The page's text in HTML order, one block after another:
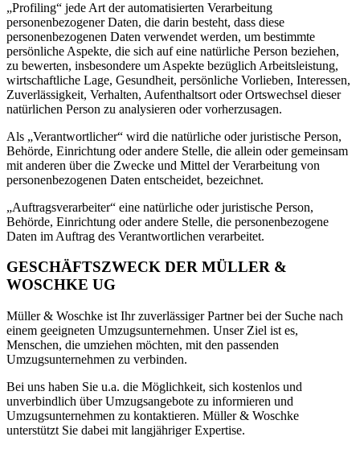
„Profiling“ jede Art der automatisierten Verarbeitung
personenbezogener Daten, die darin besteht, dass diese
personenbezogenen Daten verwendet werden, um bestimmte
persönliche Aspekte, die sich auf eine natürliche Person beziehen,
zu bewerten, insbesondere um Aspekte bezüglich Arbeitsleistung,
wirtschaftliche Lage, Gesundheit, persönliche Vorlieben, Interessen,
Zuverlässigkeit, Verhalten, Aufenthaltsort oder Ortswechsel dieser
natürlichen Person zu analysieren oder vorherzusagen.
Als „Verantwortlicher“ wird die natürliche oder juristische Person,
Behörde, Einrichtung oder andere Stelle, die allein oder gemeinsam
mit anderen über die Zwecke und Mittel der Verarbeitung von
personenbezogenen Daten entscheidet, bezeichnet.
„Auftragsverarbeiter“ eine natürliche oder juristische Person,
Behörde, Einrichtung oder andere Stelle, die personenbezogene
Daten im Auftrag des Verantwortlichen verarbeitet.
GESCHÄFTSZWECK DER MÜLLER &
WOSCHKE UG
Müller & Woschke ist Ihr zuverlässiger Partner bei der Suche nach
einem geeigneten Umzugsunternehmen. Unser Ziel ist es,
Menschen, die umziehen möchten, mit den passenden
Umzugsunternehmen zu verbinden.
Bei uns haben Sie u.a. die Möglichkeit, sich kostenlos und
unverbindlich über Umzugsangebote zu informieren und
Umzugsunternehmen zu kontaktieren. Müller & Woschke
unterstützt Sie dabei mit langjähriger Expertise.